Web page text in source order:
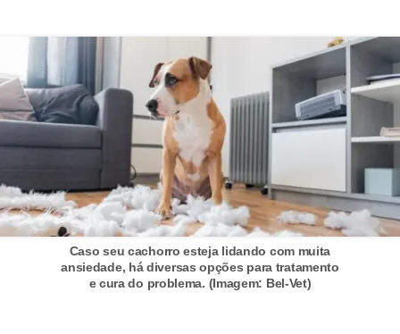
Caso seu cachorro esteja lidando com muita
ansiedade, há diversas opções para tratamento
e cura do problema. (Imagem: Bel-Vet)
o
A
v
s
o
r
n